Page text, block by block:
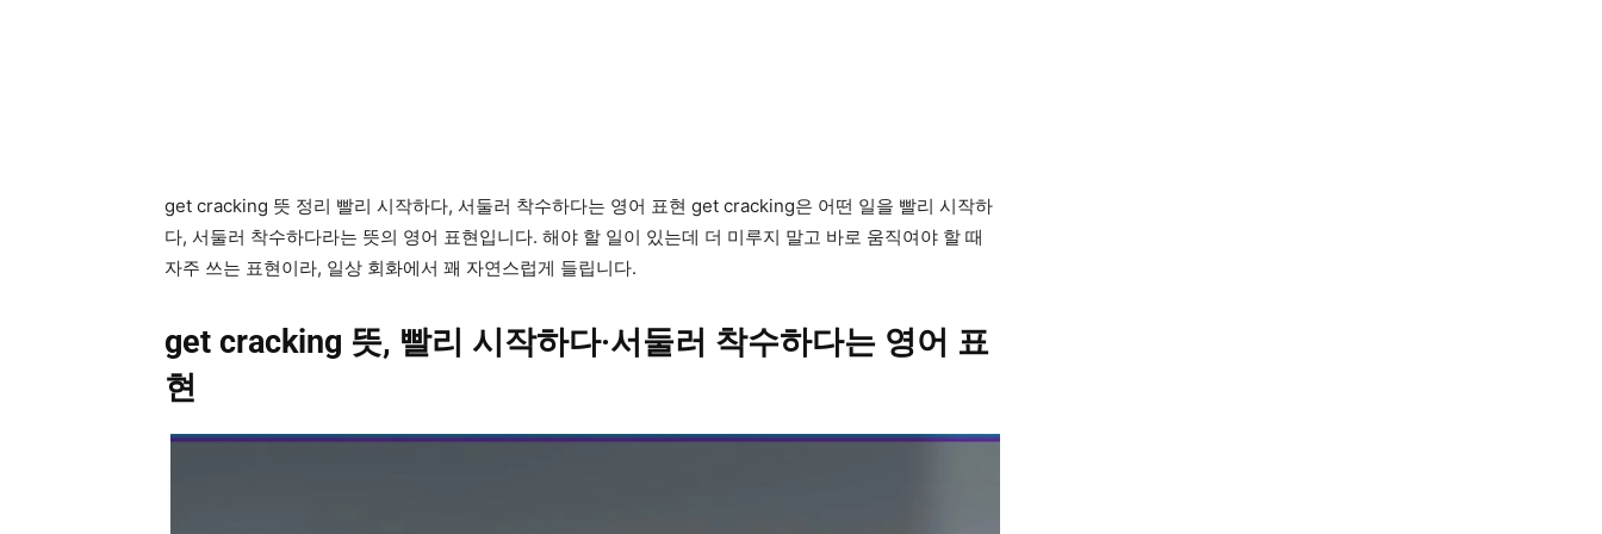
get cracking 뜻 정리 빨리 시작하다, 서둘러 착수하다는 영어 표현 get cracking은 어떤 일을 빨리 시작하
다, 서둘러 착수하다라는 뜻의 영어 표현입니다. 해야 할 일이 있는데 더 미루지 말고 바로 움직여야 할 때
자주 쓰는 표현이라, 일상 회화에서 꽤 자연스럽게 들립니다.
get cracking 뜻, 빨리 시작하다·서둘러 착수하다는 영어 표
현